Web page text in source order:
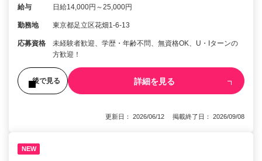
給与 日給14,000円～25,000円
勤務地 東京都足立区花畑1-6-13
応募資格
未経験者歓迎、学歴・年齢不問、無資格OK、U・Iターンの
方歓迎！
後で見る 詳細を見る
更新日： 2026/06/12 掲載終了日： 2026/09/08
NEW